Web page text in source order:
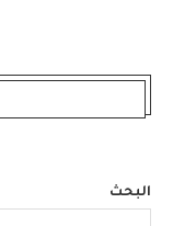
البحث